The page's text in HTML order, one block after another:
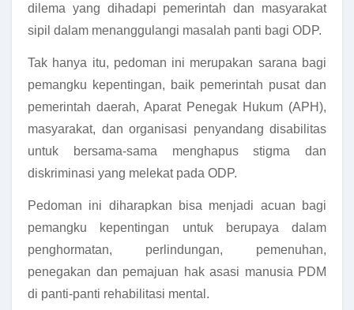
dilema yang dihadapi pemerintah dan masyarakat
sipil dalam menanggulangi masalah panti bagi ODP.
Tak hanya itu, pedoman ini merupakan sarana bagi
pemangku kepentingan, baik pemerintah pusat dan
pemerintah daerah, Aparat Penegak Hukum (APH),
masyarakat, dan organisasi penyandang disabilitas
untuk bersama-sama menghapus stigma dan
diskriminasi yang melekat pada ODP.
Pedoman ini diharapkan bisa menjadi acuan bagi
pemangku kepentingan untuk berupaya dalam
penghormatan, perlindungan, pemenuhan,
penegakan dan pemajuan hak asasi manusia PDM
di panti-panti rehabilitasi mental.